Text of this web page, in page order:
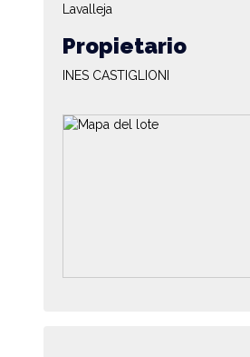
Lavalleja
Propietario
INES CASTIGLIONI